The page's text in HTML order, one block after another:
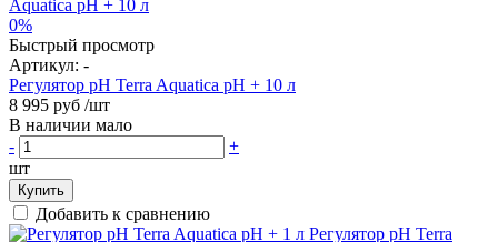
0%
Быстрый просмотр
Артикул: -
Регулятор pH Terra Aquatica pH + 10 л
8 995 руб /шт
В наличии мало
-
+
шт
Купить
Добавить к сравнению